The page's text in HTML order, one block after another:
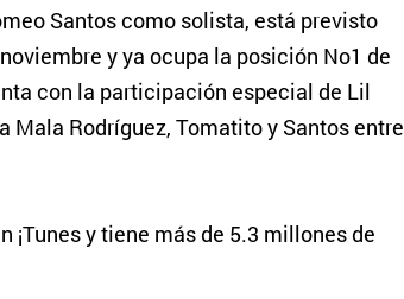
Santos como solista, está previsto
y ya ocupa la posición No1 de
con la participación especial de Lil
Mala Rodríguez, Tomatito y Santos entre
¡Tunes y tiene más de 5.3 millones de